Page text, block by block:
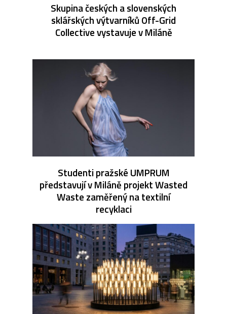
Skupina českých a slovenských
sklářských výtvarníků Off-Grid
Collective vystavuje v Miláně
Studenti pražské UMPRUM
představují v Miláně projekt Wasted
Waste zaměřený na textilní
recyklaci